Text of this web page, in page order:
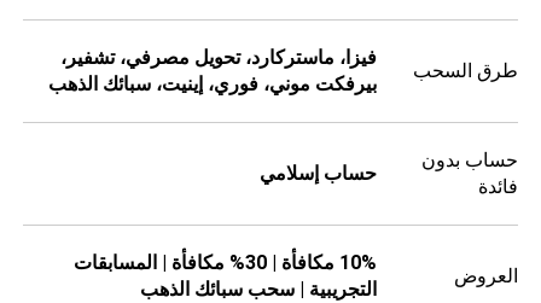
طرق السحب
فيزا، ماستركارد، تحويل مصرفي، تشفير،
بيرفكت موني، فوري، إينيت، سبائك الذهب
حساب بدون
فائدة
حساب إسلامي
العروض
10% مكافأة | 30% مكافأة | المسابقات
التجريبية | سحب سبائك الذهب